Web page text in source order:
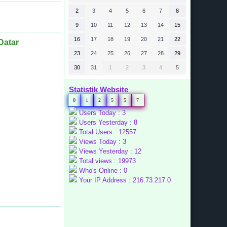
penilaian
Tanah Datar
dalam
informasi,
2 3 4 5 6 7 8
9 10 11 12 13 14 15
16 17 18 19 20 21 22
23 24 25 26 27 28 29
30 31 1 2 3 4 5
Statistik Website
0 1 2 5 5 7
Users Today : 3
Users Yesterday : 8
Total Users : 12557
Views Today : 3
Views Yesterday : 12
Total views : 19973
Who's Online : 0
Your IP Address : 216.73.217.0